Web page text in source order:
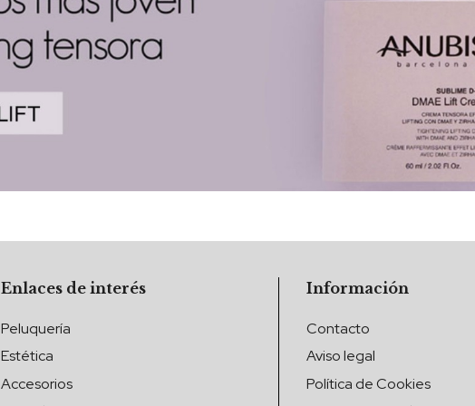
Enlaces de interés
Peluquería
Estética
Accesorios
Información
Contacto
Aviso legal
Política de Cookies